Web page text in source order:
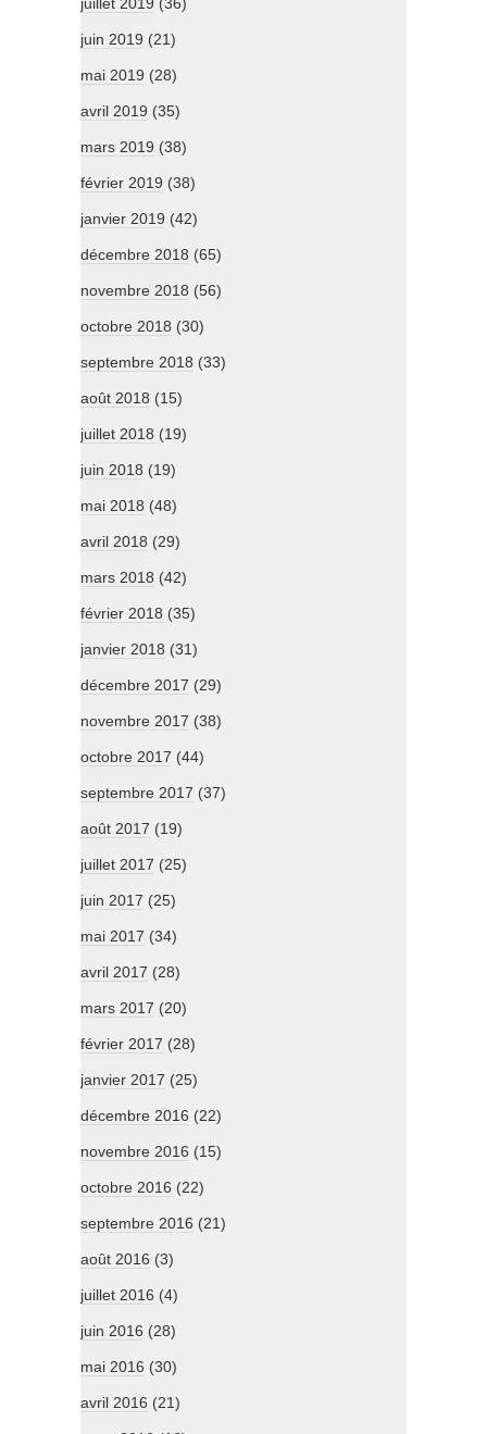
juillet 2019 (36)
juin 2019 (21)
mai 2019 (28)
avril 2019 (35)
mars 2019 (38)
février 2019 (38)
janvier 2019 (42)
décembre 2018 (65)
novembre 2018 (56)
octobre 2018 (30)
septembre 2018 (33)
août 2018 (15)
juillet 2018 (19)
juin 2018 (19)
mai 2018 (48)
avril 2018 (29)
mars 2018 (42)
février 2018 (35)
janvier 2018 (31)
décembre 2017 (29)
novembre 2017 (38)
octobre 2017 (44)
septembre 2017 (37)
août 2017 (19)
juillet 2017 (25)
juin 2017 (25)
mai 2017 (34)
avril 2017 (28)
mars 2017 (20)
février 2017 (28)
janvier 2017 (25)
décembre 2016 (22)
novembre 2016 (15)
octobre 2016 (22)
septembre 2016 (21)
août 2016 (3)
juillet 2016 (4)
juin 2016 (28)
mai 2016 (30)
avril 2016 (21)